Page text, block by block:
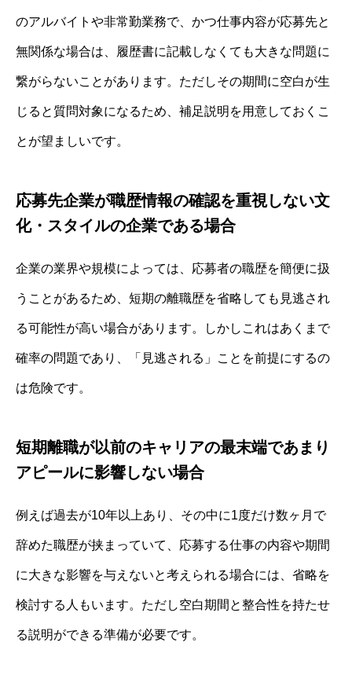
のアルバイトや非常勤業務で、かつ仕事内容が応募先と
無関係な場合は、履歴書に記載しなくても大きな問題に
繋がらないことがあります。ただしその期間に空白が生
じると質問対象になるため、補足説明を用意しておくこ
とが望ましいです。
応募先企業が職歴情報の確認を重視しない文
化・スタイルの企業である場合
企業の業界や規模によっては、応募者の職歴を簡便に扱
うことがあるため、短期の離職歴を省略しても見逃され
る可能性が高い場合があります。しかしこれはあくまで
確率の問題であり、「見逃される」ことを前提にするの
は危険です。
短期離職が以前のキャリアの最末端であまり
アピールに影響しない場合
例えば過去が10年以上あり、その中に1度だけ数ヶ月で
辞めた職歴が挟まっていて、応募する仕事の内容や期間
に大きな影響を与えないと考えられる場合には、省略を
検討する人もいます。ただし空白期間と整合性を持たせ
る説明ができる準備が必要です。